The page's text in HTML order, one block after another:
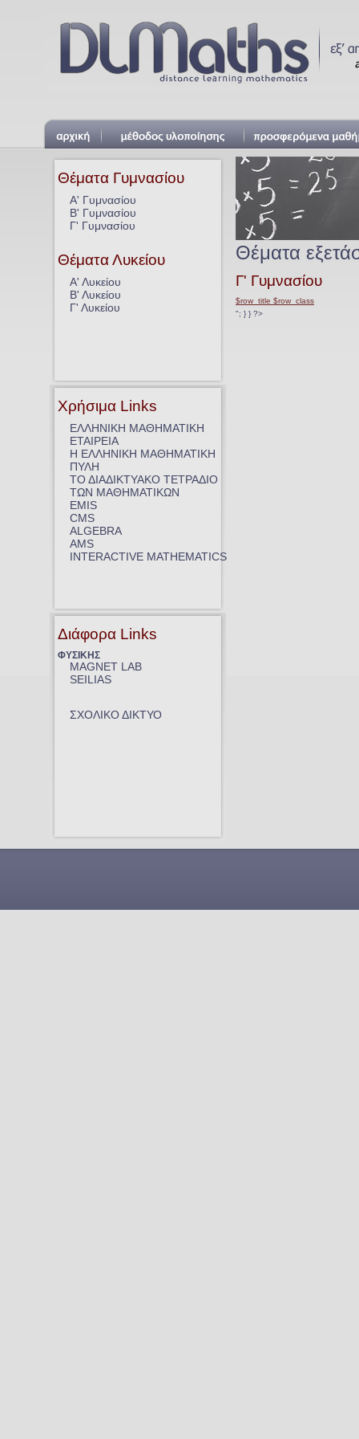
Θέματα Γυμνασίου
Α' Γυμνασίου
Β' Γυμνασίου
Γ' Γυμνασίου
Θέματα Λυκείου
Α' Λυκείου
Β' Λυκείου
Γ' Λυκείου
Χρήσιμα Links
ΕΛΛΗΝΙΚΗ ΜΑΘΗΜΑΤΙΚΗ
ΕΤΑΙΡΕΙΑ
Η ΕΛΛΗΝΙΚΗ ΜΑΘΗΜΑΤΙΚΗ
ΠΥΛΗ
ΤΟ ΔΙΑΔΙΚΤΥΑΚΟ ΤΕΤΡΑΔΙΟ
ΤΩΝ ΜΑΘΗΜΑΤΙΚΩΝ
EMIS
CMS
ALGEBRA
AMS
INTERACTIVE MATHEMATICS
Διάφορα Links
ΦΥΣΙΚΗΣ
MAGNET LAB
SEILIAS
ΣΧΟΛΙΚΟ ΔΙΚΤΥΟ
Θέματα
Γ' Γυμνασίου
$row_title $row_class
"; } } ?>